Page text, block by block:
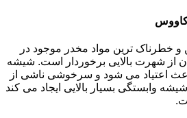
کاووس
خطرناک ترین مواد مخدر موجود در
از شهرت بالایی برخوردار است. شیشه
اعتیاد می شود و سرخوشی ناشی از
وابستگی بسیار بالایی ایجاد می کند